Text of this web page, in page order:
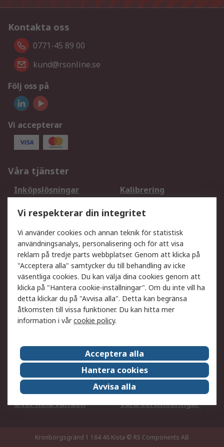
Kontakta oss
0771-45 89 00
kund@rsonline.se
Följ oss på
Vi accepterar
Våra tjänster
Inköpslösningar
Kalibrering
DesignSpark
Teknisk Support
Ditt lokala säljteam
Exportlösningar
Support
Få hjälp
Retur av varor
Leverans
Spåra din order
Begär en fakturakopi
Fördelar med RS-konto
Betalningsalternativ
Om RS
Försäljningsvillkor
Det juridiska
Press Centre
Jobba hos RS
ESG
Över hela världen
Våra certificeringar
Kronborgsgränd 1 164 46 Kista © RS Components AB
Vi respekterar din integritet
Vi använder cookies och annan teknik för statistisk
användningsanalys, personalisering och för att visa
reklam på tredje parts webbplatser. Genom att klicka på
"Acceptera alla" samtycker du till behandling av icke
väsentliga cookies. Du kan välja dina cookies genom att
klicka på "Hantera cookie-inställningar". Om du inte vill ha
detta klickar du på "Avvisa alla". Detta kan begränsa
åtkomsten till vissa funktioner. Du kan hitta mer
information i vårcookie policy.
Acceptera alla
Hantera cookies
Avvisa alla